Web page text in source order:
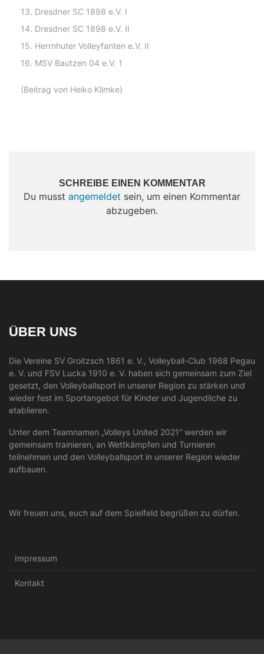
13. Dresdner SC 1898 e.V. I
14. Dresdner SC 1898 e.V. II
15. Herrnhuter Volleyfanten e.V. II
16. MSV Bautzen 04 e.V. 1
(Beitrag von Heiko Klimke)
SCHREIBE EINEN KOMMENTAR
Du musst angemeldet sein, um einen Kommentar
abzugeben.
ÜBER UNS
Die Vereine SV Groitzsch 1861 e. V., Volleyball-Club 1968 Pegau
e. V. und FSV Lucka 1910 e. V. haben sich gemeinsam zum Ziel
gesetzt, den Volleyballsport in unserer Region zu stärken und
wieder fest im Sportangebot für Kinder und Jugendliche zu
etablieren.
Unter dem Teamnamen „Volleys United 2021“ werden wir
gemeinsam trainieren, an Wettkämpfen und Turnieren
teilnehmen und den Volleyballsport in unserer Region wieder
aufbauen.
Wir freuen uns, euch auf dem Spielfeld begrüßen zu dürfen.
Impressum
Kontakt